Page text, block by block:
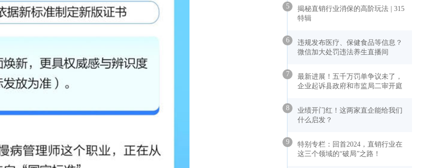
5
揭秘直销行业消保的高阶玩法 | 315
特辑
6
违规发布医疗、保健食品等信息？
微信加大处罚违法养生直播间
7
最新进展！五千万罚单争议未了，
企业起诉县政府和市监局二审开庭
8
业绩开门红！这两家直企能给我们
什么启发？
9
特别专栏：回首2024，直销行业在
这三个领域的“破局”之路！